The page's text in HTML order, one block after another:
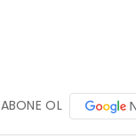
ABONE OL